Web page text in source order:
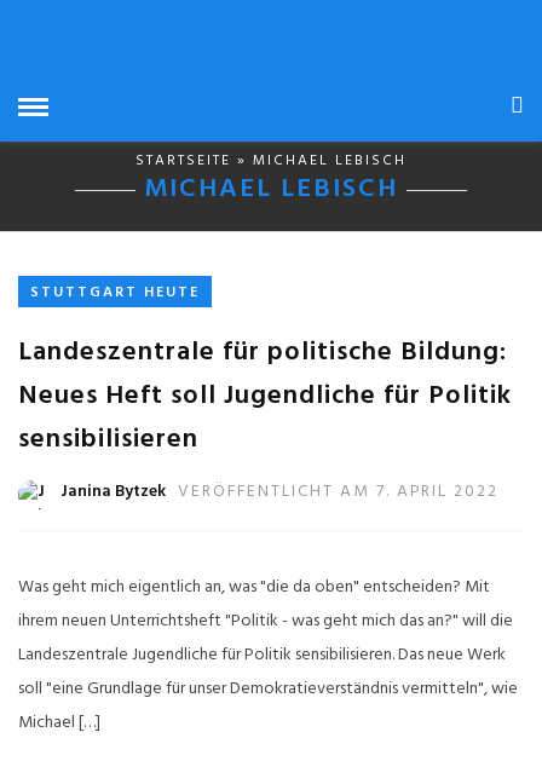
STARTSEITE » MICHAEL LEBISCH
MICHAEL LEBISCH
STUTTGART HEUTE
Landeszentrale für politische Bildung:
Neues Heft soll Jugendliche für Politik
sensibilisieren
Janina Bytzek VERÖFFENTLICHT AM 7. APRIL 2022
Was geht mich eigentlich an, was "die da oben" entscheiden? Mit
ihrem neuen Unterrichtsheft "Politik - was geht mich das an?" will die
Landeszentrale Jugendliche für Politik sensibilisieren. Das neue Werk
soll "eine Grundlage für unser Demokratieverständnis vermitteln", wie
Michael […]